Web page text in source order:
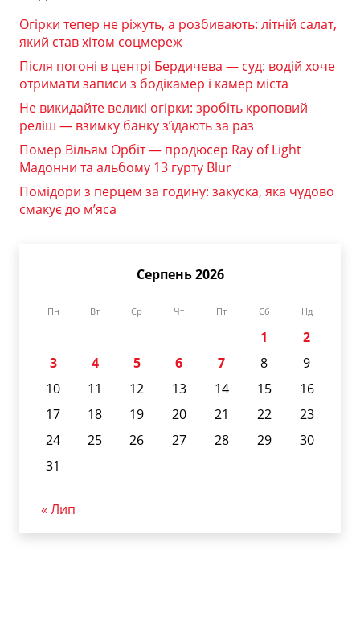
Огірки тепер не ріжуть, а розбивають: літній салат,
який став хітом соцмереж
Після погоні в центрі Бердичева — суд: водій хоче
отримати записи з бодікамер і камер міста
Не викидайте великі огірки: зробіть кроповий
реліш — взимку банку з’їдають за раз
Помер Вільям Орбіт — продюсер Ray of Light
Мадонни та альбому 13 гурту Blur
Помідори з перцем за годину: закуска, яка чудово
смакує до м’яса
Серпень 2026
Пн Вт Ср Чт Пт Сб Нд
1
2
3
4 5 6 7 8
9
10
11 12 13 14 15
16
17
18 19 20 21 22
23
24
25 26 27 28 29
30
31
« Лип